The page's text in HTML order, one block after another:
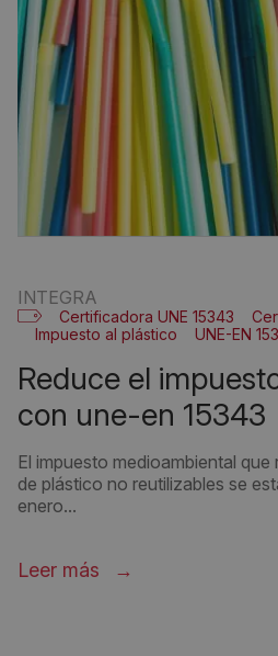
INTEGRA
Certificadora UNE 15343
Impuesto al plástico
UNE-EN
reduce el impuesto al plástico
con une-en 15343
El impuesto medioambiental
de plástico no reutilizables se
enero...
Leer más